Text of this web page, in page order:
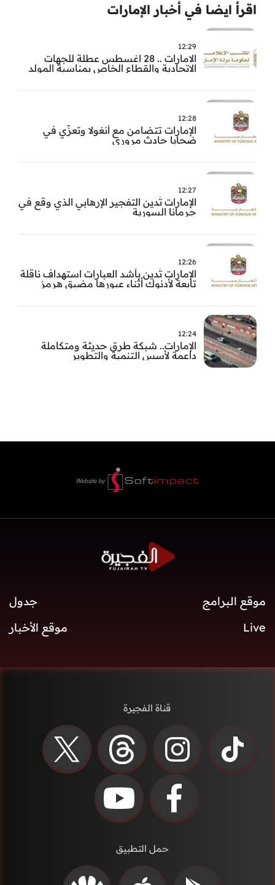
اقرأ ايضا في أخبار الإمارات
12:29
الامارات .. 28 اغسطس عطلة للجهات
الاتحادية والقطاع الخاص بمناسبة المولد
12:28
الإمارات تتضامن مع أنغولا وتعزّي في
ضحايا حادث مروري
12:27
الإمارات تُدين التفجير الإرهابي الذي وقع في
جرمانا السورية
12:26
الإمارات تُدين بأشد العبارات استهداف ناقلة
تابعة لأدنوك أثناء عبورها مضيق هرمز
12:24
الإمارات.. شبكة طرق حديثة ومتكاملة
داعمة لأسس التنمية والتطوير
موقع البرامج
جدول
Live
موقع الأخبار
قناة الفجيرة
حمل التطبيق